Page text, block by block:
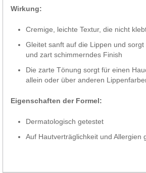
Wirkung:
Cremige, leichte Textur, die nicht
Gleitet sanft auf die Lippen und
und zart schimmerndes Finish
Die zarte Tönung sorgt für einen
allein oder über anderen
Eigenschaften der Formel:
Dermatologisch getestet
Auf Hautverträglichkeit und Allergien